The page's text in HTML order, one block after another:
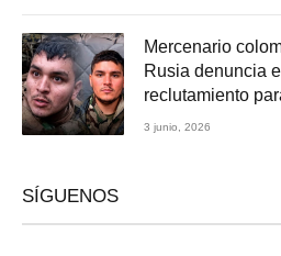
Mercenario
Rusia denuncia
reclutamiento
3 junio, 2026
SÍGUENOS